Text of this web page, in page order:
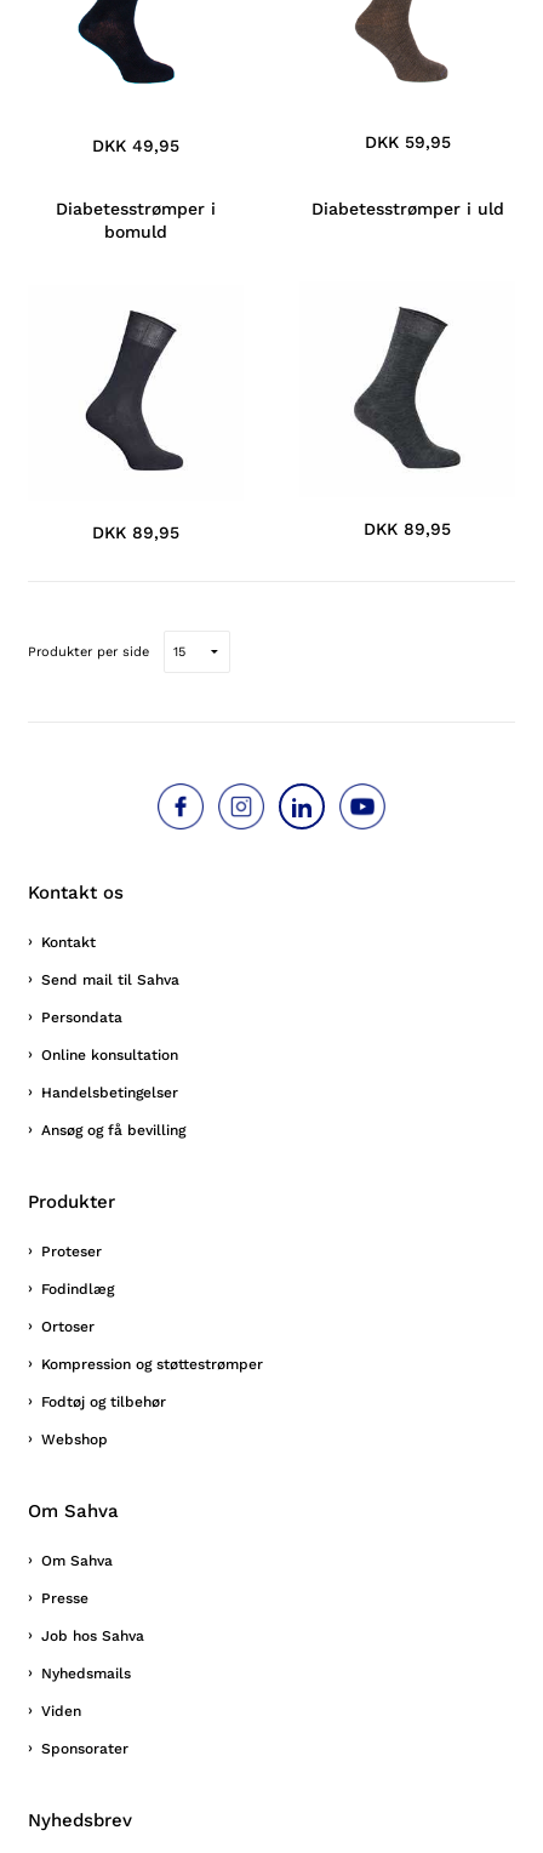
DKK 49,95 DKK 59,95
Diabetesstrømper i
bomuld
DKK 89,95
Diabetesstrømper i uld
DKK 89,95
Produkter per side
Kontakt os
Kontakt
Send mail til Sahva
Persondata
Online konsultation
Handelsbetingelser
Ansøg og få bevilling
Produkter
Proteser
Fodindlæg
Ortoser
Kompression og støttestrømper
Fodtøj og tilbehør
Webshop
Om Sahva
Om Sahva
Presse
Job hos Sahva
Nyhedsmails
Viden
Sponsorater
Nyhedsbrev